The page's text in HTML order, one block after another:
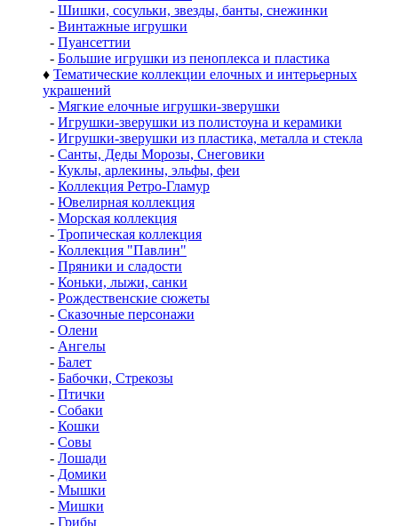
- Шишки, сосульки, звезды, банты, снежинки
- Винтажные игрушки
- Пуансеттии
- Большие игрушки из пеноплекса и пластика
♦ Тематические коллекции елочных и интерьерных
украшений
- Мягкие елочные игрушки-зверушки
- Игрушки-зверушки из полистоуна и керамики
- Игрушки-зверушки из пластика, металла и стекла
- Санты, Деды Морозы, Снеговики
- Куклы, арлекины, эльфы, феи
- Коллекция Ретро-Гламур
- Ювелирная коллекция
- Морская коллекция
- Тропическая коллекция
- Коллекция "Павлин"
- Пряники и сладости
- Коньки, лыжи, санки
- Рождественские сюжеты
- Сказочные персонажи
- Олени
- Ангелы
- Балет
- Бабочки, Стрекозы
- Птички
- Собаки
- Кошки
- Совы
- Лошади
- Домики
- Мышки
- Мишки
- Грибы